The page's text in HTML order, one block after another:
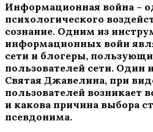
Информационная война –
психологического
сознание. Одним из
информационных войн
сети и блогеры,
пользователей сети. Один
Святая Джавелина, при
пользователей возникает
и какова причина выбора
псевдонима.